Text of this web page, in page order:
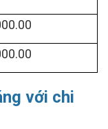
với chi